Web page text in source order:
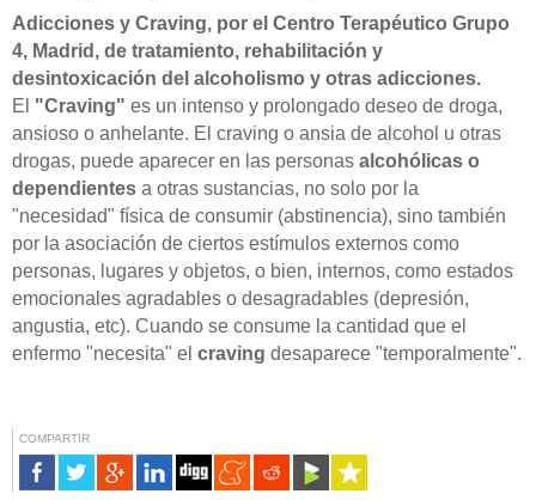
Adicciones y Craving, por el Centro Terapéutico Grupo
4, Madrid, de tratamiento, rehabilitación y
desintoxicación del alcoholismo y otras adicciones.
El "Craving" es un intenso y prolongado deseo de droga,
ansioso o anhelante. El craving o ansia de alcohol u otras
drogas, puede aparecer en las personas alcohólicas o
dependientes a otras sustancias, no solo por la
"necesidad" física de consumir (abstinencia), sino también
por la asociación de ciertos estímulos externos como
personas, lugares y objetos, o bien, internos, como estados
emocionales agradables o desagradables (depresión,
angustia, etc). Cuando se consume la cantidad que el
enfermo "necesita" el craving desaparece "temporalmente".
COMPARTIR